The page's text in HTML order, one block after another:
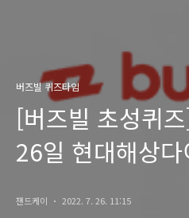
버즈빌 퀴즈타임
[버즈빌 초성퀴
26일 현대해상
잰드케이 2022. 7. 26. 11:15